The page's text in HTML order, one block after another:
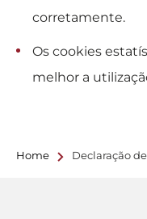
corretamente.
Os cookies
melhor a
Home Declaração